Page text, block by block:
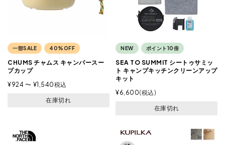
一部SALE 40%OFF
CHUMS チャムス キャンパースー
プカップ
¥924 〜 ¥1,540税込
在庫切れ
NEW ポイント10倍
SEA TO SUMMIT シートゥサミッ
ト キャンプキッチンクリーンアップ
キット
¥6,600 税込
在庫切れ